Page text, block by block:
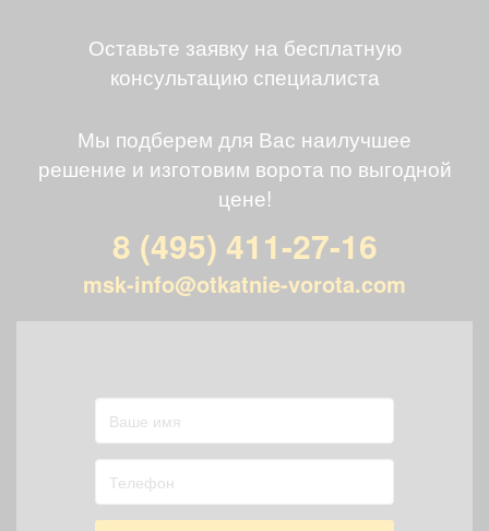
Оставьте заявку на бесплатную
консультацию специалиста
Мы подберем для Вас наилучшее
решение и изготовим ворота по выгодной
цене!
8 (495) 411-27-16
msk-info@otkatnie-vorota.com